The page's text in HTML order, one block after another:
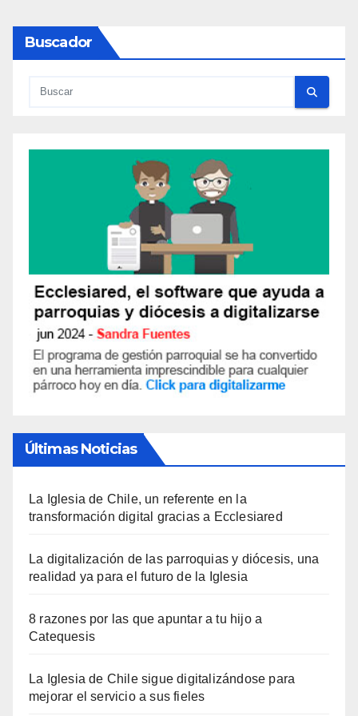
Buscador
Últimas Noticias
La Iglesia de Chile, un referente en la
transformación digital gracias a Ecclesiared
La digitalización de las parroquias y diócesis, una
realidad ya para el futuro de la Iglesia
8 razones por las que apuntar a tu hijo a
Catequesis
La Iglesia de Chile sigue digitalizándose para
mejorar el servicio a sus fieles